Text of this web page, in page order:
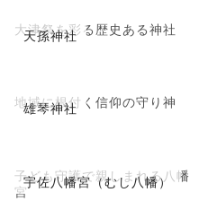
天孫神社
大津祭を彩る歴史ある神社
雄琴神社
地域に根付く信仰の守り神
宇佐八幡宮（むし八幡）
子ども守護で親しまれる八幡
宮